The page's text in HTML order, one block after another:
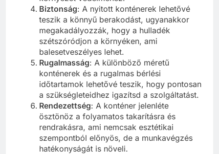
Biztonság: A nyitott konténerek lehetővé
teszik a könnyű berakodást, ugyanakkor
megakadályozzák, hogy a hulladék
szétszóródjon a környéken, ami
balesetveszélyes lehet.
Rugalmasság: A különböző méretű
konténerek és a rugalmas bérlési
időtartamok lehetővé teszik, hogy pontosan
a szükségleteidhez igazítsd a szolgáltatást.
Rendezettség: A konténer jelenléte
ösztönöz a folyamatos takarításra és
rendrakásra, ami nemcsak esztétikai
szempontból előnyös, de a munkavégzés
hatékonyságát is növeli.